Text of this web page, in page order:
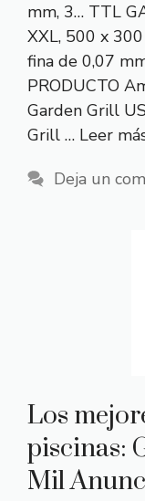
mm, 3… TTL
XXL, 500 x
fina de 0,07
PRODUCTO
Garden Grill
Grill … Leer
Deja un
Los
piscinas:
Mil